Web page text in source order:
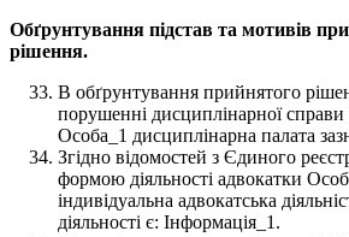
Обґрунтування підстав та мотивів
рішення.
В обґрунтування прийнятого
порушенні дисциплінарної справи
Особа_1 дисциплінарна палата
Згідно відомостей з Єдиного
формою діяльності адвокатки
індивідуальна адвокатська
діяльності є: Інформація_1.